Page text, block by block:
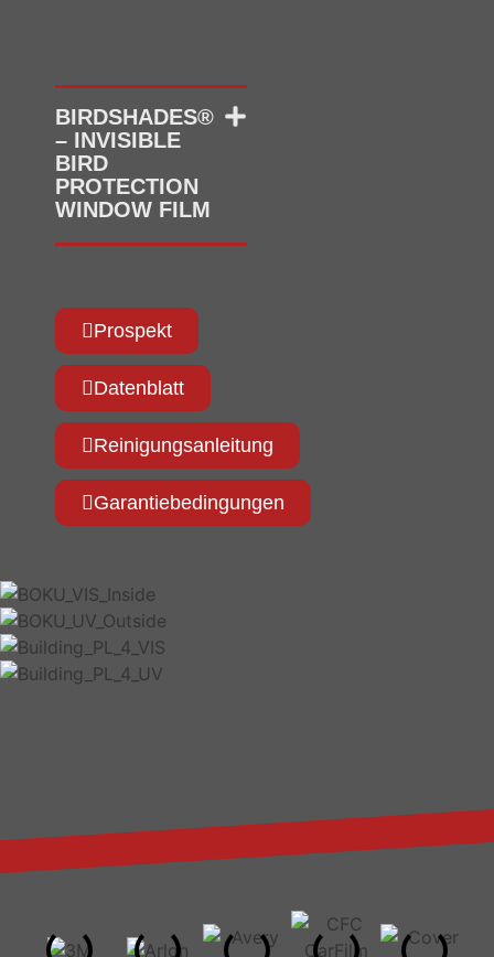
BIRDSHADES®
– INVISIBLE
BIRD
PROTECTION
WINDOW FILM
Prospekt
Datenblatt
Reinigungsanleitung
Garantiebedingungen